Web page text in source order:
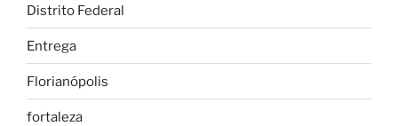
Distrito Federal
Entrega
Florianópolis
fortaleza